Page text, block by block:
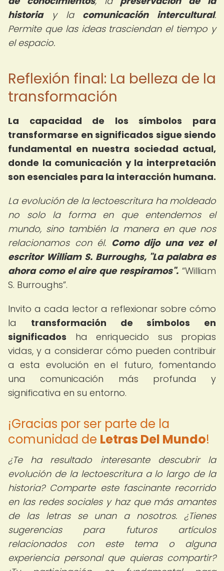
historiay la comunicación intercultural.
Permite que las ideas trasciendan el tiempo y
el espacio.
Reflexión final: La belleza de la
transformación
La capacidad de los símbolos para
transformarse en significados sigue siendo
fundamental en nuestra sociedad actual,
donde la comunicación y la interpretación
son esenciales para la interacción humana.
La evolución de la lectoescritura ha moldeado
no solo la forma en que entendemos el
mundo, sino también la manera en que nos
relacionamos con él. Como dijo una vez el
escritor William S. Burroughs, "La palabra es
ahora como el aire que respiramos". William
S. Burroughs .
Invito a cada lector a reflexionar sobre cómo
la transformación de símbolos en
significados ha enriquecido sus propias
vidas, y a considerar cómo pueden contribuir
a esta evolución en el futuro, fomentando
una comunicación más profunda y
significativa en su entorno.
¡Gracias por ser parte de la
comunidad de Letras Del Mundo!
¿Te ha resultado interesante descubrir la
evolución de la lectoescritura a lo largo de la
historia? Comparte este fascinante recorrido
en las redes sociales y haz que más amantes
de las letras se unan a nosotros. ¿Tienes
sugerencias para futuros artículos
relacionados con este tema o alguna
experiencia personal que quieras compartir?